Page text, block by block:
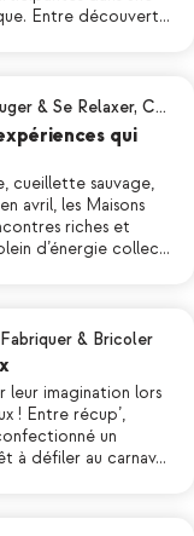
Entre découvert…
& Se Relaxer, C…
qui
cueillette sauvage,
avril, les Maisons
riches et
d’énergie collec…
& Bricoler
leur imagination lors
! Entre récup’,
un
à défiler au carnav…